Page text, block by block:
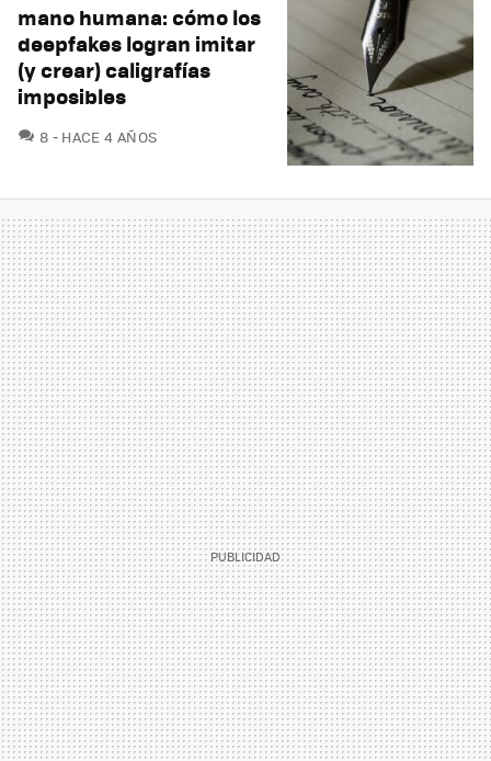
mano humana: cómo los
deepfakes logran imitar
(y crear) caligrafías
imposibles
8 COMENTARIOS
HACE 4 AÑOS